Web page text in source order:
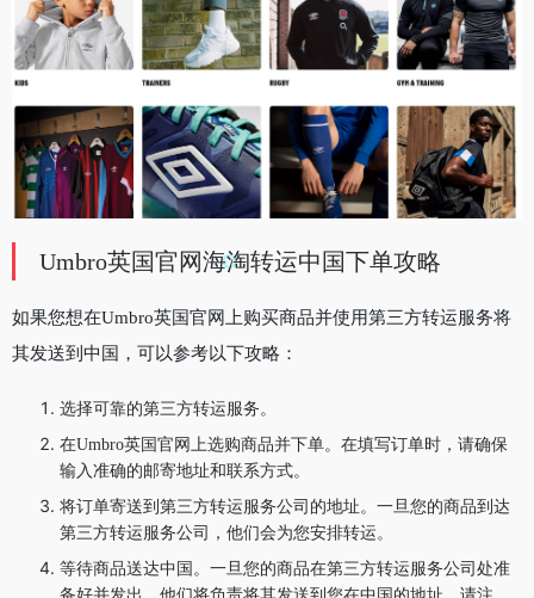
Umbro英国官网海淘转运中国下单攻略
如果您想在Umbro英国官网上购买商品并使用第三方转运服务将
其发送到中国，可以参考以下攻略：
选择可靠的第三方转运服务。
在Umbro英国官网上选购商品并下单。在填写订单时，请确保
输入准确的邮寄地址和联系方式。
将订单寄送到第三方转运服务公司的地址。一旦您的商品到达
第三方转运服务公司，他们会为您安排转运。
等待商品送达中国。一旦您的商品在第三方转运服务公司处准